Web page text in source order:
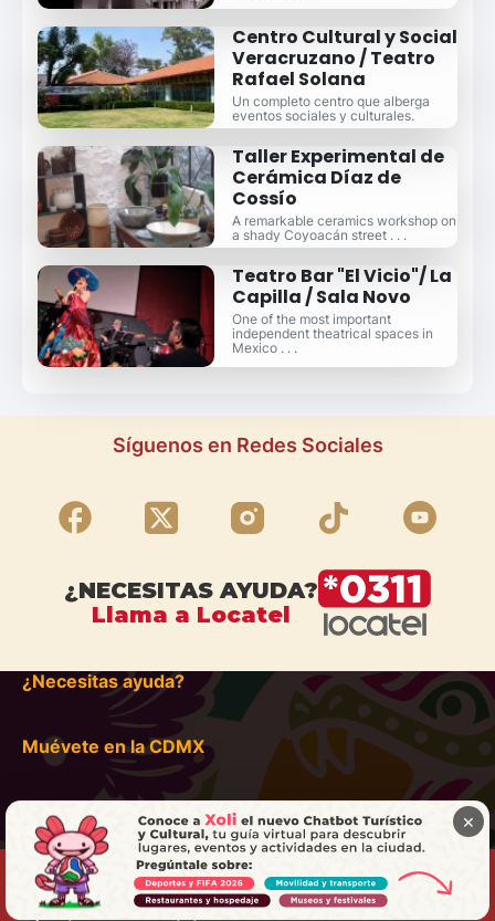
Centro Cultural y Social
Veracruzano / Teatro
Rafael Solana
Un completo centro que alberga
eventos sociales y culturales.
Taller Experimental de
Cerámica Díaz de
Cossío
A remarkable ceramics workshop on
a shady Coyoacán street . . .
Teatro Bar "El Vicio"/ La
Capilla / Sala Novo
One of the most important
independent theatrical spaces in
Mexico . . .
Síguenos en Redes Sociales
¿NECESITAS AYUDA?
Llama a Locatel
¿Necesitas ayuda?
Muévete en la CDMX
×